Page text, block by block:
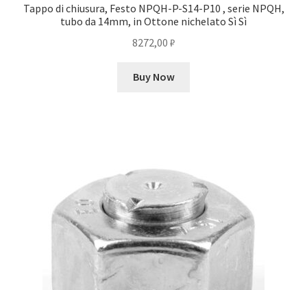
Tappo di chiusura, Festo NPQH-P-S14-P10 , serie NPQH,
tubo da 14mm, in Ottone nichelato Sì Sì
8272,00 ₽
Buy Now